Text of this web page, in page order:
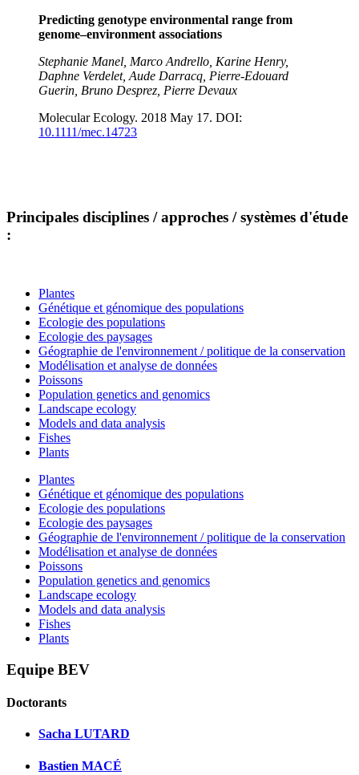
Predicting genotype environmental range from
genome–environment associations
Stephanie Manel, Marco Andrello, Karine Henry,
Daphne Verdelet, Aude Darracq, Pierre‐Edouard
Guerin, Bruno Desprez, Pierre Devaux
Molecular Ecology. 2018 May 17. DOI:
10.1111/mec.14723
Principales disciplines / approches / systèmes d'étude
:
Plantes
Génétique et génomique des populations
Ecologie des populations
Ecologie des paysages
Géographie de l'environnement / politique de la conservation
Modélisation et analyse de données
Poissons
Population genetics and genomics
Landscape ecology
Models and data analysis
Fishes
Plants
Plantes
Génétique et génomique des populations
Ecologie des populations
Ecologie des paysages
Géographie de l'environnement / politique de la conservation
Modélisation et analyse de données
Poissons
Population genetics and genomics
Landscape ecology
Models and data analysis
Fishes
Plants
Equipe BEV
Doctorants
Sacha LUTARD
Bastien MACÉ